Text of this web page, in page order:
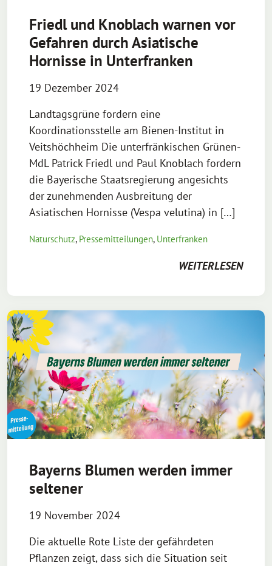
Friedl und Knoblach warnen vor
Gefahren durch Asiatische
Hornisse in Unterfranken
19 Dezember 2024
Landtagsgrüne fordern eine
Koordinationsstelle am Bienen-Institut in
Veitshöchheim Die unterfränkischen Grünen-
MdL Patrick Friedl und Paul Knoblach fordern
die Bayerische Staatsregierung angesichts
der zunehmenden Ausbreitung der
Asiatischen Hornisse (Vespa velutina) in […]
Naturschutz, Pressemitteilungen, Unterfranken
WEITERLESEN
Bayerns Blumen werden immer
seltener
19 November 2024
Die aktuelle Rote Liste der gefährdeten
Pflanzen zeigt, dass sich die Situation seit